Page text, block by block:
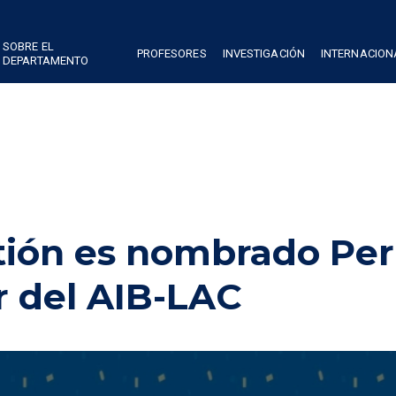
SOBRE EL
DEPARTAMENTO
PROFESORES INVESTIGACIÓN
es nombrado
AIB-LAC